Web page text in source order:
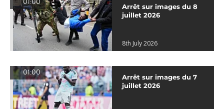
01:00
Arrêt sur images du 8
juillet 2026
8th July 2026
01:00
Arrêt sur images du 7
juillet 2026